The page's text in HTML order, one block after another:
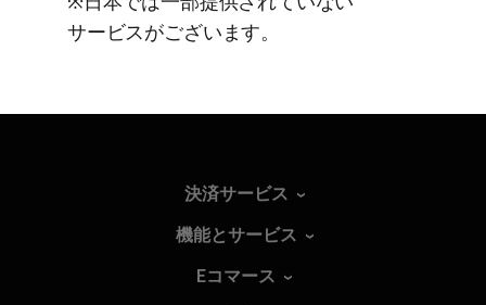
サービスが​ございます。
決済サービス
機能とサービス
Eコマース